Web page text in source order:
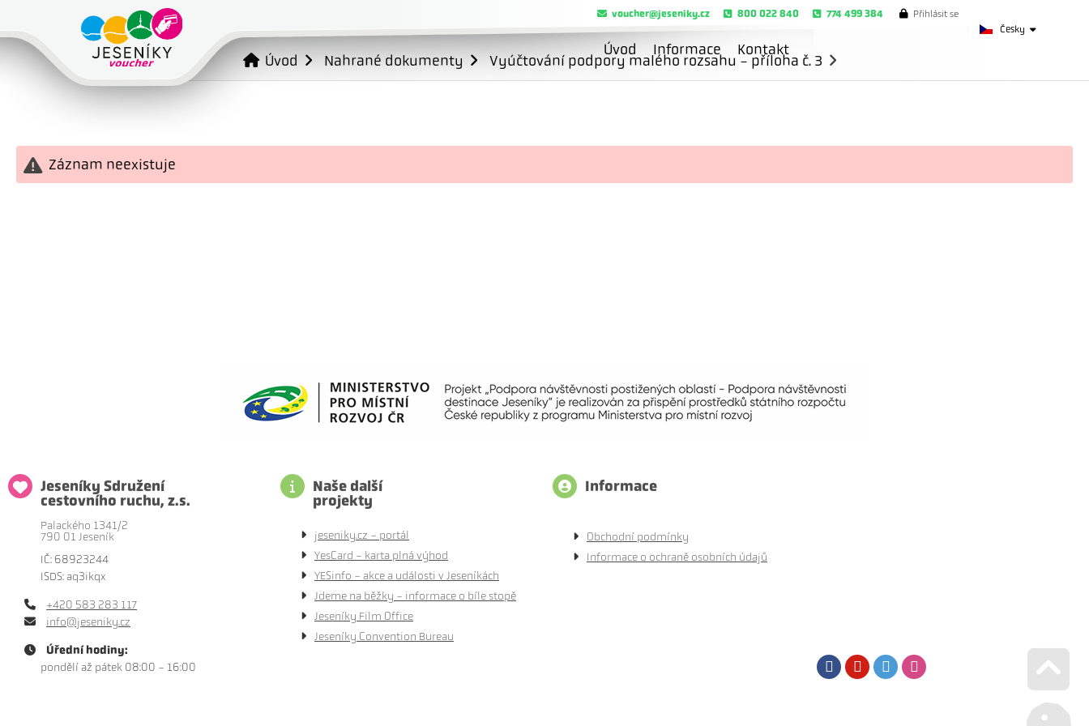
Česky
voucher@jeseniky.cz 800 022 840 774 499 384 Přihlásit se
Úvod Informace Kontakt
Úvod Nahrané dokumenty Vyúčtování podpory malého rozsahu - příloha č. 3
Záznam neexistuje
Jeseníky Sdružení
cestovního ruchu, z.s.
Palackého 1341/2
790 01 Jeseník
IČ: 68923244
ISDS: aq3ikqx
+420 583 283 117
info@jeseniky.cz
Úřední hodiny:
pondělí až pátek 08:00 - 16:00
Naše další
projekty
jeseniky.cz - portál
YesCard - karta plná výhod
YESinfo - akce a události v Jeseníkách
Jdeme na běžky - informace o bíle stopě
Jeseníky Film Office
Jeseníky Convention Bureau
Informace
Obchodní podmínky
Informace o ochraně osobních údajů
FacebookYoutubeTwitter
Go